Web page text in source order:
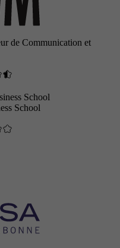
de Communication et
School